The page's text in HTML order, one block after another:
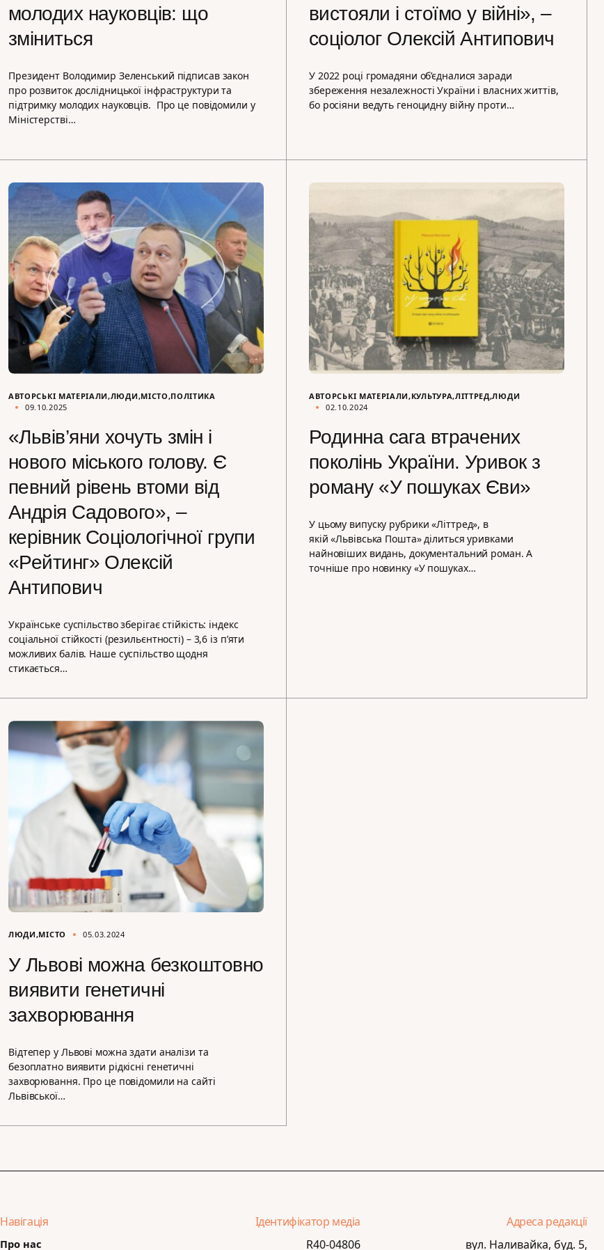
молодих науковців: що
зміниться
Президент Володимир Зеленський підписав закон
про розвиток дослідницької інфраструктури та
підтримку молодих науковців. Про це повідомили у
Міністерстві…
вистояли і стоїмо у війні», –
соціолог Олексій Антипович
У 2022 році громадяни об’єдналися заради
збереження незалежності України і власних життів,
бо росіяни ведуть геноцидну війну проти…
АВТОРСЬКІ МАТЕРІАЛИ ЛЮДИ МІСТО ПОЛІТИКА
09.10.2025
«Львів’яни хочуть змін і
нового міського голову. Є
певний рівень втоми від
Андрія Садового», –
керівник Соціологічної групи
«Рейтинг» Олексій
Антипович
Українське суспільство зберігає стійкість: індекс
соціальної стійкості (резильєнтності) – 3,6 із п’яти
можливих балів. Наше суспільство щодня
стикається…
АВТОРСЬКІ МАТЕРІАЛИ КУЛЬТУРА ЛІТТРЕД ЛЮДИ
02.10.2024
Родинна сага втрачених
поколінь України. Уривок з
роману «У пошуках Єви»
У цьому випуску рубрики «Літтред», в
якій «Львівська Пошта» ділиться уривками
найновіших видань, документальний роман. А
точніше про новинку «У пошуках…
ЛЮДИ МІСТО 05.03.2024
У Львові можна безкоштовно
виявити генетичні
захворювання
Відтепер у Львові можна здати аналізи та
безоплатно виявити рідкісні генетичні
захворювання. Про це повідомили на сайті
Львівської…
Навігація
Про нас
Ідентифікатор медіа
R40-04806
Адреса редакції
вул. Наливайка, буд. 5,